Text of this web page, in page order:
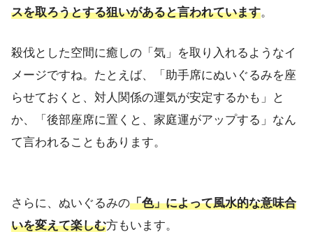
スを取ろうとする狙いがあると言われています。
殺伐とした空間に癒しの「気」を取り入れるようなイ
メージですね。たとえば、「助手席にぬいぐるみを座
らせておくと、対人関係の運気が安定するかも」と
か、「後部座席に置くと、家庭運がアップする」なん
て言われることもあります。
さらに、ぬいぐるみの「色」によって風水的な意味合
いを変えて楽しむ方もいます。